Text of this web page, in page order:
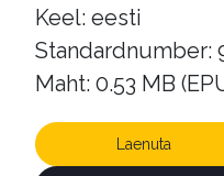
Keel: eesti
Standardnumber:
Maht: 0.53 MB
Laenuta